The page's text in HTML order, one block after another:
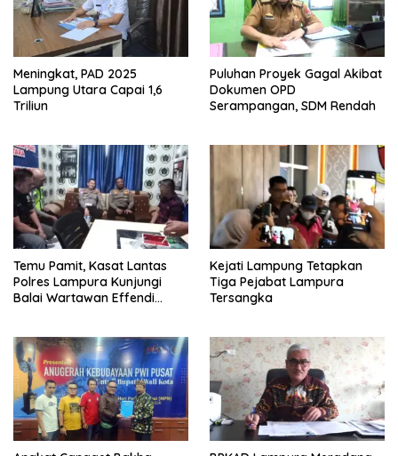
Meningkat, PAD 2025
Lampung Utara Capai 1,6
Triliun
Puluhan Proyek Gagal Akibat
Dokumen OPD
Serampangan, SDM Rendah
Temu Pamit, Kasat Lantas
Polres Lampura Kunjungi
Balai Wartawan Effendi
Kejati Lampung Tetapkan
Tiga Pejabat Lampura
Tersangka